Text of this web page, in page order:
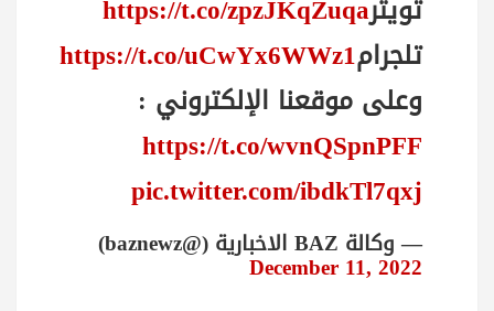
تويترhttps://t.co/zpzJKqZuqa
تلجرامhttps://t.co/uCwYx6WWz1
وعلى موقعنا الإلكتروني :
https://t.co/wvnQSpnPFF
pic.twitter.com/ibdkTl7qxj
— وكالة BAZ الاخبارية (@baznewz)
December 11, 2022